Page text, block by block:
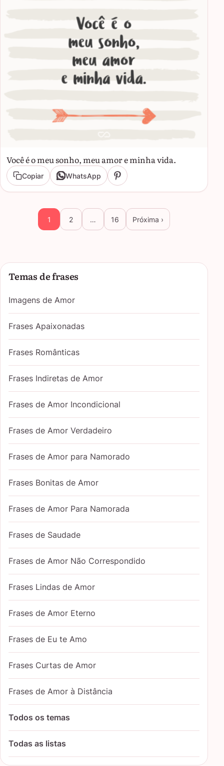
Você é o meu sonho, meu amor e minha vida.
Copiar WhatsApp
1 2 … 16 Próxima ›
Temas de frases
Imagens de Amor
Frases Apaixonadas
Frases Românticas
Frases Indiretas de Amor
Frases de Amor Incondicional
Frases de Amor Verdadeiro
Frases de Amor para Namorado
Frases Bonitas de Amor
Frases de Amor Para Namorada
Frases de Saudade
Frases de Amor Não Correspondido
Frases Lindas de Amor
Frases de Amor Eterno
Frases de Eu te Amo
Frases Curtas de Amor
Frases de Amor à Distância
Todos os temas
Todas as listas